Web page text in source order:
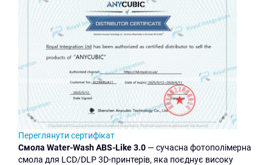
Переглянути сертифікат
Cмола Water-Wash ABS-Like3.0 —сучасна фотополімерна
смола для LCD/DLP 3D-принтерів, яка поєднує високу